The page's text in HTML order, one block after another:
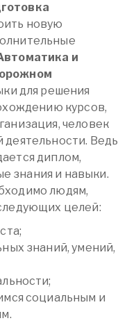
новую
и
для решения
курсов,
человек
Ведь
диплом,
знания и навыки.
людям,
целей:
знаний, умений,
социальным и